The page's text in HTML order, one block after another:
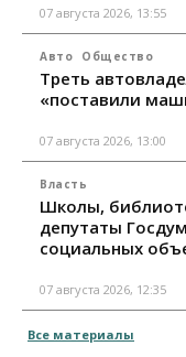
07 августа 2026, 13:55
Авто Общество
Треть
«поставили
07 августа 2026, 13:00
Власть
Школы,
депутаты
социальных
07 августа 2026, 12:35
Все материалы